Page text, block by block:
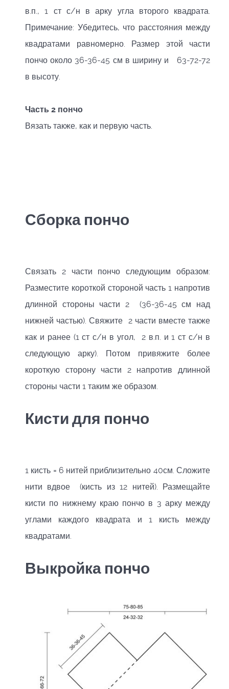
в.п., 1 ст с/н в арку угла второго квадрата.
Примечание: Убедитесь, что расстояния между
квадратами равномерно. Размер этой части
пончо около 36-36-45 см в ширину и 63-72-72
в высоту.
Часть 2 пончо
Вязать также, как и первую часть.
Сборка пончо
Связать 2 части пончо следующим образом:
Разместите короткой стороной часть 1 напротив
длинной стороны части 2 (36-36-45 см над
нижней частью). Свяжите 2 части вместе также
как и ранее (1 ст с/н в угол, 2 в.п. и 1 ст с/н в
следующую арку). Потом привяжите более
короткую сторону части 2 напротив длинной
стороны части 1 таким же образом.
Кисти для пончо
1 кисть = 6 нитей приблизительно 40см. Сложите
нити вдвое (кисть из 12 нитей). Размещайте
кисти по нижнему краю пончо в 3 арку между
углами каждого квадрата и 1 кисть между
квадратами.
Выкройка пончо